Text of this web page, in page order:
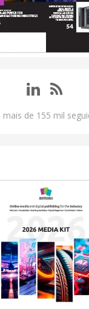
mais de 155 mil